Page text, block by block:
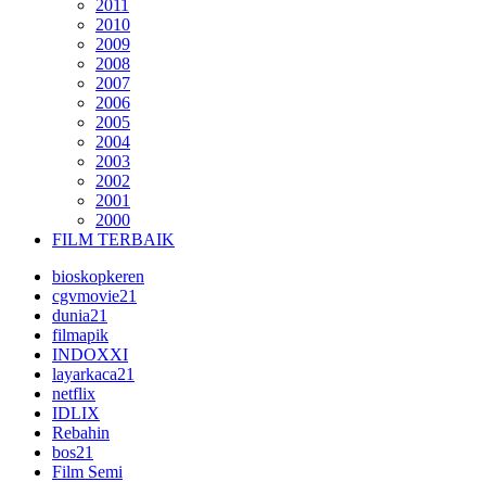
2011
2010
2009
2008
2007
2006
2005
2004
2003
2002
2001
2000
FILM TERBAIK
bioskopkeren
cgvmovie21
dunia21
filmapik
INDOXXI
layarkaca21
netflix
IDLIX
Rebahin
bos21
Film Semi